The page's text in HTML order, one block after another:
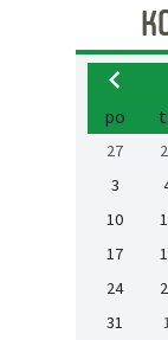
po
27
3
10
17
24
31